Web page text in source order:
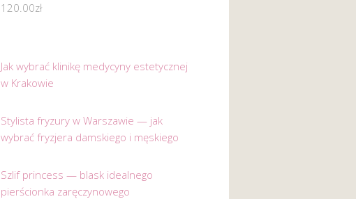
120.00zł
Jak wybrać klinikę medycyny estetycznej
w Krakowie
Stylista fryzury w Warszawie — jak
wybrać fryzjera damskiego i męskiego
Szlif princess — blask idealnego
pierścionka zaręczynowego